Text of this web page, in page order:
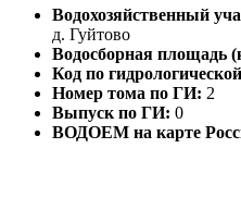
Водохозяйственный
д. Гуйтово
Водосборная площадь
Код по
Номер тома по ГИ: 2
Выпуск по ГИ: 0
ВОДОЕМ на карте